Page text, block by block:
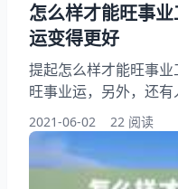
怎么样才能旺事
运变得更好
提起怎么样才能旺事
旺事业运，另外，还
知道这是怎么回事？其
一起来看看如何让自
助到大家！ 怎么样才
业 怎么样才能旺事业
2021-06-02 22 阅读